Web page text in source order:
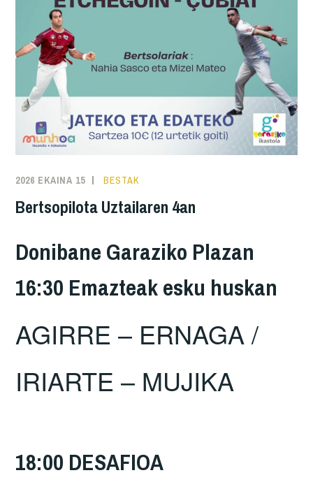
2026 EKAINA 15 BESTAK
Bertsopilota Uztailaren 4an
Donibane Garaziko Plazan
16:30 Emazteak esku huskan
AGIRRE – ERNAGA /
IRIARTE – MUJIKA
18:00 DESAFIOA